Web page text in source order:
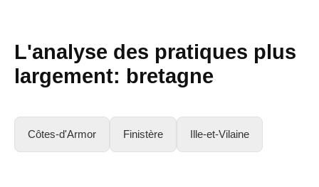
L'analyse des pratiques plus
largement: bretagne
Côtes-d'Armor Finistère Ille-et-Vilaine